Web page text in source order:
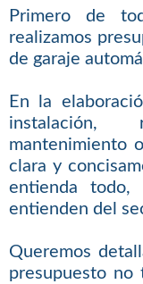
Primero de
realizamos
de garaje
En la
instalación,
mantenimiento
clara y
entienda todo,
entienden del
Queremos
presupuesto no